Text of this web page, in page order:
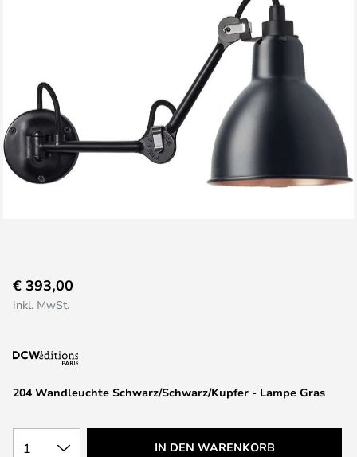
Anfang
der
springen
204 Wandleuchte Schwarz/Schwarz/Kupfer - Lampe Gras
€ 393,00
inkl. MwSt.
1 IN DEN WARENKORB